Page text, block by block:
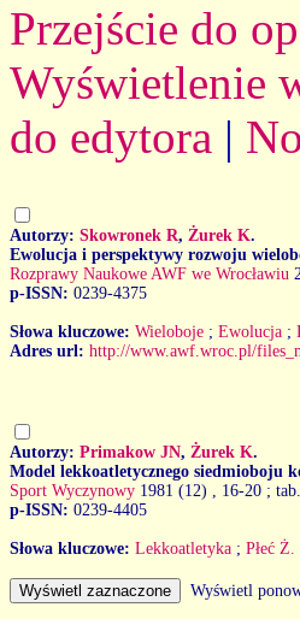
Przejście do
Wyświetlenie
do edytora |
Autorzy: Skowronek R, Żurek K.
Ewolucja i perspektywy rozwoju
Rozprawy Naukowe AWF we Wrocławiu
p-ISSN: 0239-4375
Słowa kluczowe: Wieloboje ; Ewolucja ;
Adres url: http://www.awf.wroc.pl/
Autorzy: Primakow JN, Żurek K.
Model lekkoatletycznego siedmioboju
Sport Wyczynowy 1981 (12)
, 16-20 ;
p-ISSN: 0239-4405
Słowa kluczowe: Lekkoatletyka ; Płeć Ż.
Wyświetl